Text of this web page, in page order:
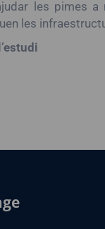
les pimes
les